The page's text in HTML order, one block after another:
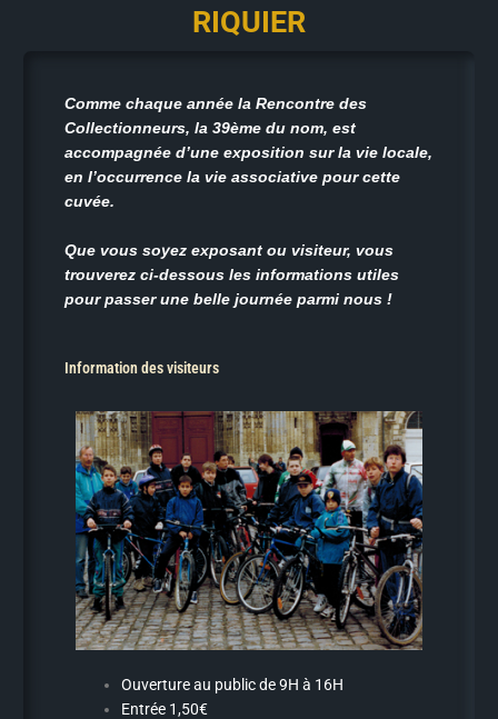
RIQUIER
Comme chaque année la Rencontre des
Collectionneurs, la 39ème du nom, est
accompagnée d’une exposition sur la vie locale,
en l’occurrence la vie associative pour cette
cuvée.
Que vous soyez exposant ou visiteur, vous
trouverez ci-dessous les informations utiles
pour passer une belle journée parmi nous !
Information des visiteurs
Ouverture au public de 9H à 16H
Entrée 1,50€